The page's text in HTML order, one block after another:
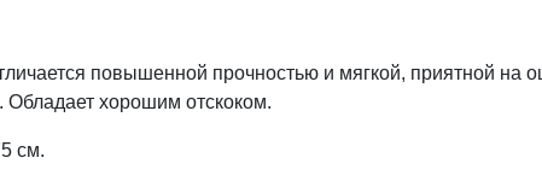
повышенной прочностью и мягкой, приятной на
Обладает хорошим отскоком.
см.